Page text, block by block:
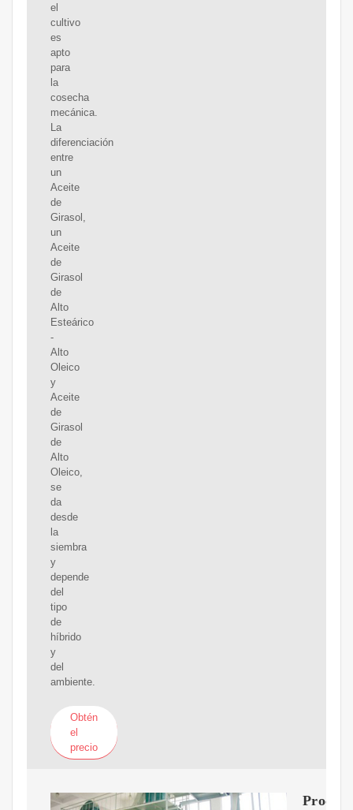
el
cultivo
es
apto
para
la
cosecha
mecánica.
La
diferenciación
entre
un
Aceite
de
Girasol,
un
Aceite
de
Girasol
de
Alto
Esteárico
-
Alto
Oleico
y
Aceite
de
Girasol
de
Alto
Oleico,
se
da
desde
la
siembra
y
depende
del
tipo
de
híbrido
y
del
ambiente.
Obtén
el
precio
Proceso